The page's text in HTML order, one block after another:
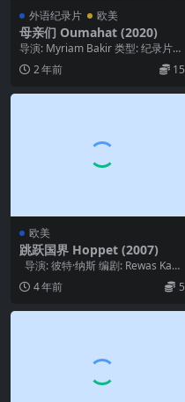
外语纪录片 欧美
母亲们 Oumahat (2020)
导演: Myriam Bakir 类型: 纪录片
制片国家/地区: 摩洛哥 语言...
2 年前 15
欧美
跳跃国界 Hoppet (2007)
导演: 彼特·纳斯 编剧: Rewas Kade
r / Moni ...
4 年前 5